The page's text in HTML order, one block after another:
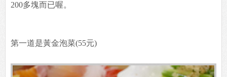
200多塊而已喔。
第一道是黃金泡菜(55元)